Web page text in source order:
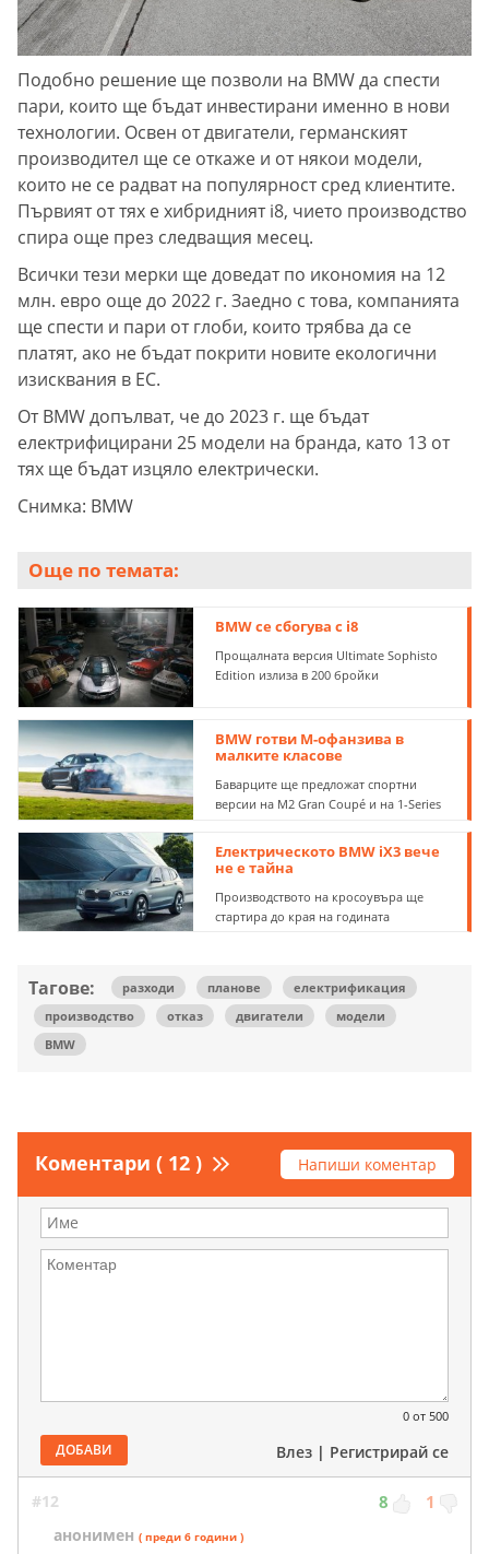
Подобно решение ще позволи на BMW да спести
пари, които ще бъдат инвестирани именно в нови
технологии. Освен от двигатели, германският
производител ще се откаже и от някои модели,
които не се радват на популярност сред клиентите.
Първият от тях е хибридният i8, чието производство
спира още през следващия месец.
Всички тези мерки ще доведат по икономия на 12
млн. евро още до 2022 г. Заедно с това, компанията
ще спести и пари от глоби, които трябва да се
платят, ако не бъдат покрити новите екологични
изисквания в ЕС.
От BMW допълват, че до 2023 г. ще бъдат
електрифицирани 25 модели на бранда, като 13 от
тях ще бъдат изцяло електрически.
Снимка: BMW
Още по темата:
BMW се сбогува с i8
Прощалната версия Ultimate Sophisto
Edition излиза в 200 бройки
BMW готви M-офанзива в
малките класове
Баварците ще предложат спортни
версии на M2 Gran Coupé и на 1-Series
Електрическото BMW iX3 вече
не е тайна
Производството на кросоувъра ще
стартира до края на годината
Тагове: разходи планове
електрификация
производство
отказ двигатели
модели
BMW
Коментари ( 12 ) Напиши коментар
0 от 500
ДОБАВИ Влез | Регистрирай се
#12 8 1
анонимен ( преди 6 години )